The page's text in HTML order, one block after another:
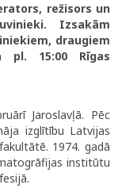
režisors un
Izsakām
draugiem
pl. 15:00 Rīgas
Jaroslavļā. Pēc
izglītību Latvijas
1974. gadā
institūtu